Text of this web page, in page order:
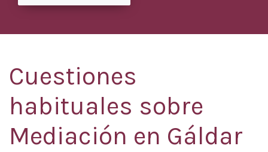
Cuestiones
habituales sobre
Mediación en Gáldar